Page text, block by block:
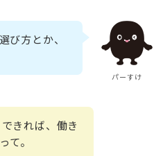
パーすけ
び方とか、
きれば、働き
て。